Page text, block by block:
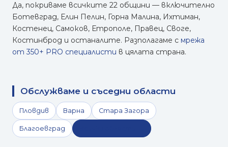
Да, покриваме всичките 22 общини — включително
Ботевград, Елин Пелин, Горна Малина, Ихтиман,
Костенец, Самоков, Етрополе, Правец, Своге,
Костинброд и останалите. Разполагаме с мрежа
от 350+ PRO специалисти в цялата страна.
Обслужваме и съседни области
Пловдив Варна Стара Загора
Благоевград